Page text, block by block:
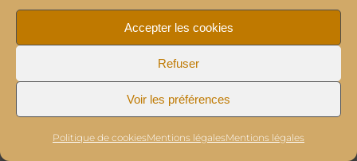
Accepter les cookies
Refuser
Voir les préférences
Politique de cookiesMentions légalesMentions légales